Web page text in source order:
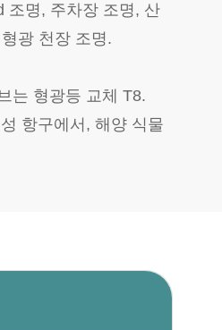
조명, 주차장 조명, 산
광 천장 조명.
는 형광등 교체 T8.
항구에서, 해양 식물